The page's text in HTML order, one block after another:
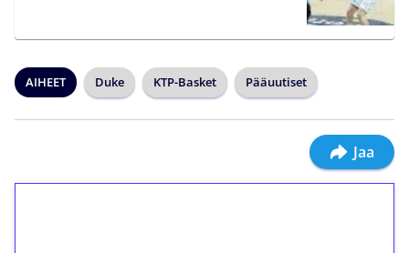
AIHEET Duke KTP-Basket Pääuutiset
Jaa